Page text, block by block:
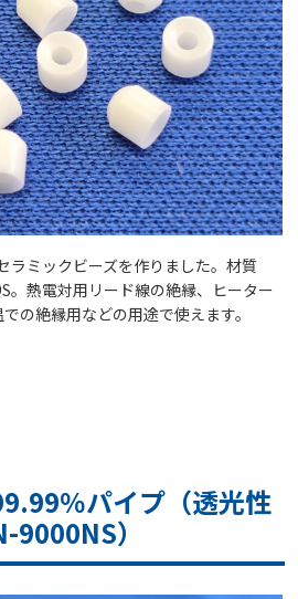
ラミックビーズを作りました。材質
。熱電対用リード線の絶縁、ヒーター
の絶縁用などの用途で使えます。
％パイプ（透光性
9000NS）